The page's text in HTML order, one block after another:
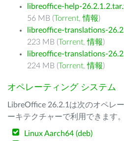
libreoffice-help-
56 MB (Torrent,情報)
libreoffice-translations-
223 MB (Torrent,情報)
libreoffice-translations-
224 MB (Torrent,情報)
オペレーティング システム
LibreOffice 26.2.1は次のオペレ
ーキテクチャーで利用できます。
Linux Aarch64 (deb)